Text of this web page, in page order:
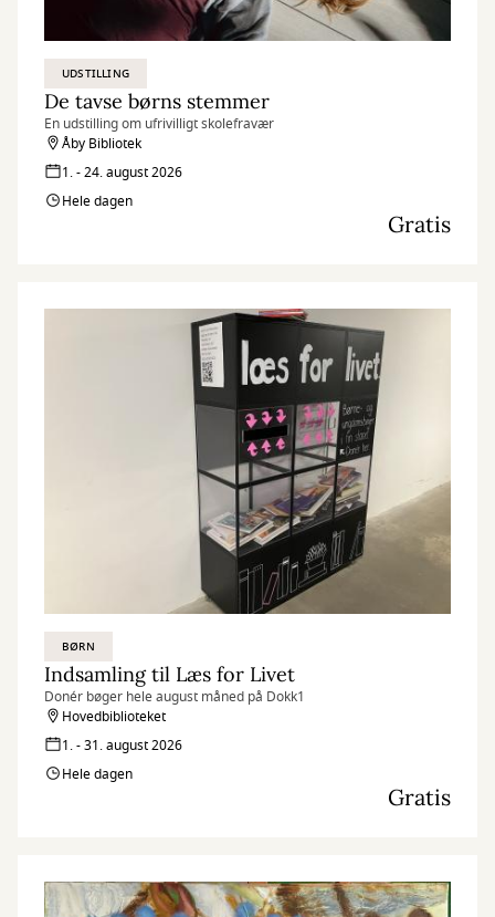
UDSTILLING
De tavse børns stemmer
En udstilling om ufrivilligt skolefravær
Åby Bibliotek
1. - 24. august 2026
Hele dagen
Gratis
BØRN
Indsamling til Læs for Livet
Donér bøger hele august måned på Dokk1
Hovedbiblioteket
1. - 31. august 2026
Hele dagen
Gratis